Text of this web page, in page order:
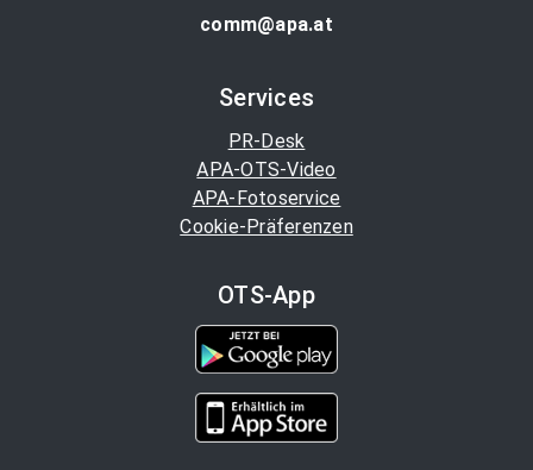
comm@apa.at
Services
PR-Desk
APA-OTS-Video
APA-Fotoservice
Cookie-Präferenzen
OTS-App